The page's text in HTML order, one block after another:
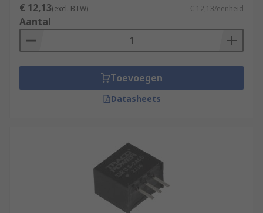
€ 12,13(excl. BTW) € 12,13/eenheid
Aantal
Toevoegen
Datasheets